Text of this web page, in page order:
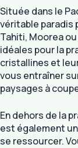
Située dans le
véritable paradis
Tahiti, Moorea
idéales pour la
cristallines et
vous entraîner
paysages à
En dehors de la
est également
se ressourcer.